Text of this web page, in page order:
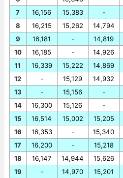
7
8
9
10
11
12
13
14
15
16
17
18
19
16,156
16,215
16,181
16,185
16,339
-
-
16,300
16,514
16,353
16,200
16,147
-
15,383
15,262
-
-
15,222
15,129
15,156
15,126
15,002
-
-
14,944
14,970
-
14,794
14,819
14,926
14,869
14,932
-
-
15,205
15,340
15,218
15,626
15,201